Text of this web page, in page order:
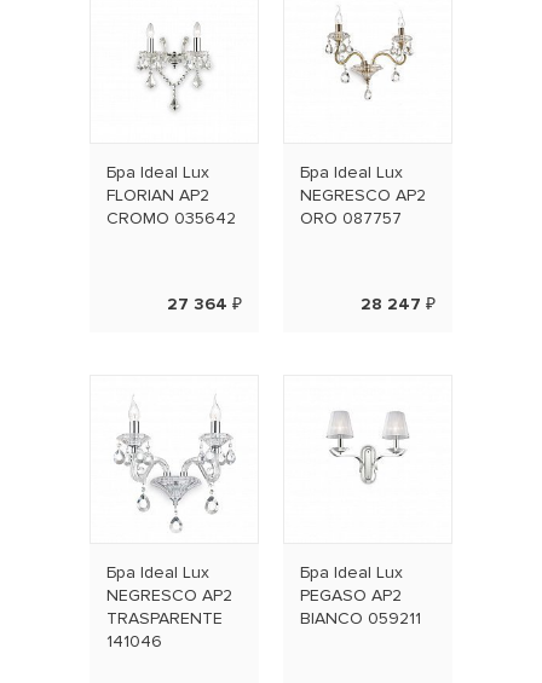
Бра Ideal Lux
FLORIAN AP2
CROMO 035642
27 364 ₽
Бра Ideal Lux
NEGRESCO AP2
ORO 087757
28 247 ₽
Бра Ideal Lux
NEGRESCO AP2
TRASPARENTE
141046
Бра Ideal Lux
PEGASO AP2
BIANCO 059211